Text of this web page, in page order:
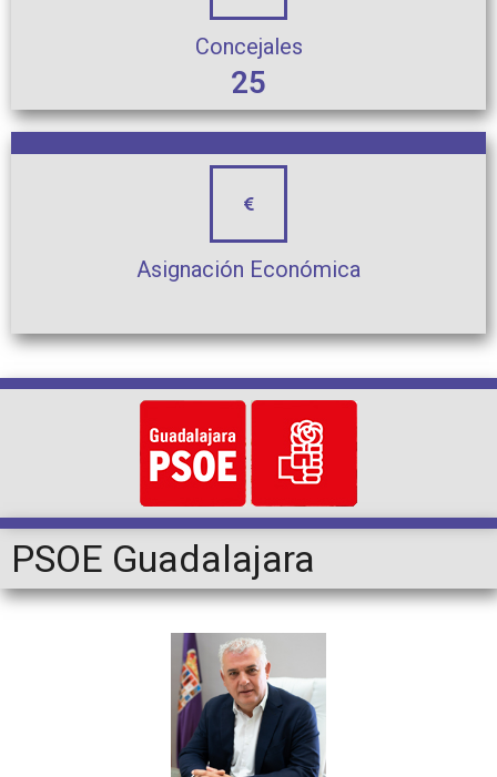
Concejales
25
Asignación Económica
PSOE Guadalajara